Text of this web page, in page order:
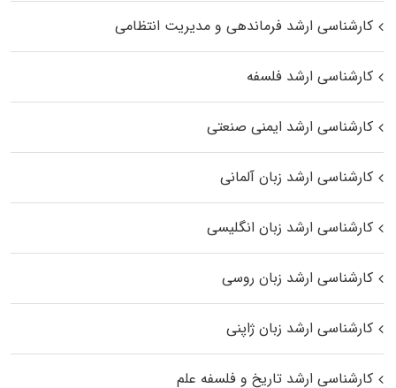
کارشناسی ارشد فرماندهی و مدیریت انتظامی
کارشناسی ارشد فلسفه
کارشناسی ارشد ایمنی صنعتی
کارشناسی ارشد زبان آلمانی
کارشناسی ارشد زبان انگلیسی
کارشناسی ارشد زبان روسی
کارشناسی ارشد زبان ژاپنی
کارشناسی ارشد تاریخ و فلسفه علم